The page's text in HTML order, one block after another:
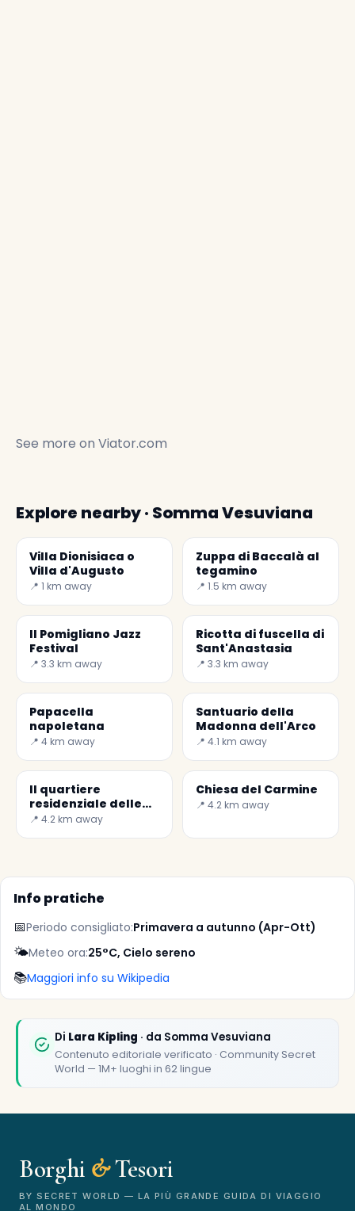
See more on Viator.com
Explore nearby · Somma Vesuviana
Villa Dionisiaca o
Villa d'Augusto
📍 1 km away
Zuppa di Baccalà al
tegamino
📍 1.5 km away
Il Pomigliano Jazz
Festival
📍 3.3 km away
Ricotta di fuscella di
Sant'Anastasia
📍 3.3 km away
Papacella
napoletana
📍 4 km away
Santuario della
Madonna dell'Arco
📍 4.1 km away
Il quartiere
residenziale delle
Palazzine
📍 4.2 km away
Chiesa del Carmine
📍 4.2 km away
Info pratiche
📅Periodo consigliato:Primavera a autunno (Apr-Ott)
🌤️Meteo ora:25°C, Cielo sereno
📚Maggiori info su Wikipedia
Di Lara Kipling · da Somma Vesuviana
Contenuto editoriale verificato · Community Secret
World — 1M+ luoghi in 62 lingue
Borghi &Tesori
BY SECRET WORLD — LA PIÙ GRANDE GUIDA DI VIAGGIO
AL MONDO
🏆🏆 Borghi & Tesori 2026
Rated best travel app worldwide